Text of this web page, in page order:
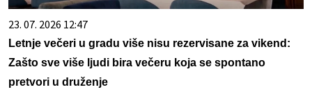
23. 07. 2026 12:47
Letnje večeri u gradu više nisu rezervisane za vikend:
Zašto sve više ljudi bira večeru koja se spontano
pretvori u druženje